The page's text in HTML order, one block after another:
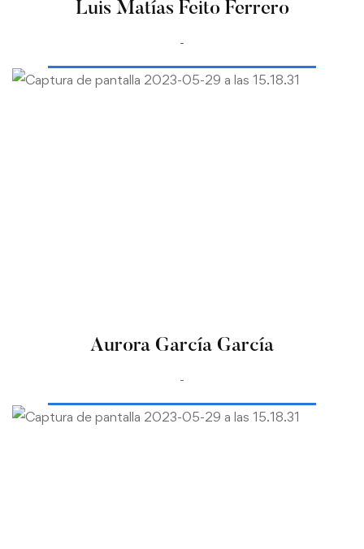
Luis Matías Feito Ferrero
-
Aurora García García
-